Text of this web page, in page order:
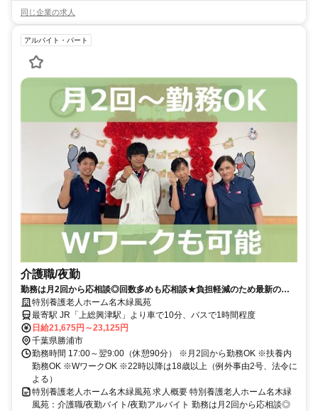
同じ企業の求人
アルバイト・パート
介護職/夜勤
勤務は月2回から応相談◎回数多めも応相談★負担軽減のため最新の見
守り機器を導入！WワークOK♪髪型・髪色自由◆【勝浦市、上総興津
駅、特養、介護職員、夜勤アルバイト】
特別養護老人ホーム名木緑風苑
最寄駅 JR「上総興津駅」より車で10分、バスで1時間程度
日給21,675円～23,125円
千葉県勝浦市
勤務時間 17:00～翌9:00（休憩90分） ※月2回から勤務OK ※扶養内
勤務OK ※WワークOK ※22時以降は18歳以上（例外事由2号、法令に
よる）
特別養護老人ホーム名木緑風苑 求人概要 特別養護老人ホーム名木緑
風苑：介護職/夜勤バイト/夜勤アルバイト 勤務は月2回から応相談◎